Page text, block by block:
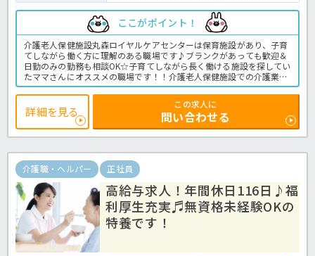
ここがポイント！
介護老人保健施設丸森ロイヤルケアセンターは保育施設があり、子育
てしながら働く方に理解のある職場です♪ブランクがあっても歓迎＆
日勤のみの勤務も相談OK☆子育てしながら長く働ける施設を探してい
たママさんにオススメの職場です！！介護老人保健施設での介護業務
全般です。
＜介護職 正職員 介護老人保健施設の求人＞
詳細を見る
この求人に
問い合わせる
介護職・ヘルパー 正社員
高給与求人！年間休日116日♪福
利厚生充実♬無資格未経験OKの
特養です！